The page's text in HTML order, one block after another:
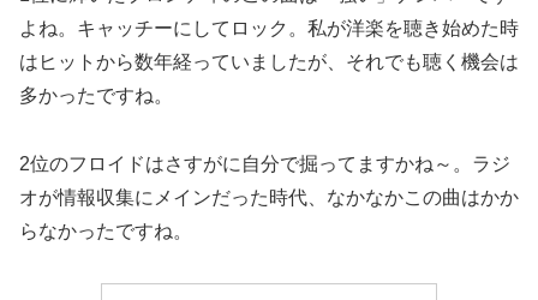
よね。キャッチーにしてロック。私が洋楽を聴き始めた時
はヒットから数年経っていましたが、それでも聴く機会は
多かったですね。
2位のフロイドはさすがに自分で掘ってますかね～。ラジ
オが情報収集にメインだった時代、なかなかこの曲はかか
らなかったですね。